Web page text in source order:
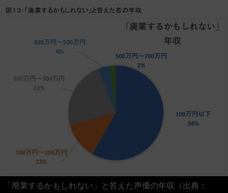
「廃業するかもしれない」と答えた声優の年収（出典：